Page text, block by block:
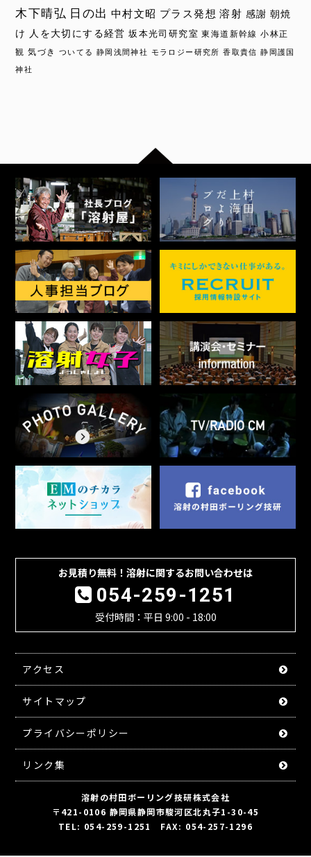
木下晴弘 日の出 中村文昭 プラス発想 溶射 感謝 朝焼
け 人を大切にする経営 坂本光司研究室 東海道新幹線 小林正
観 気づき ついてる 静岡浅間神社 モラロジー研究所 香取貴信 静岡護国
神社
お見積り無料！溶射に関するお問い合わせは
054-259-1251
受付時間：平日 9:00 - 18:00
アクセス
サイトマップ
プライバシーポリシー
リンク集
溶射の村田ボーリング技研株式会社
〒421-0106 静岡県静岡市駿河区北丸子1-30-45
TEL: 054-259-1251 FAX: 054-257-1296